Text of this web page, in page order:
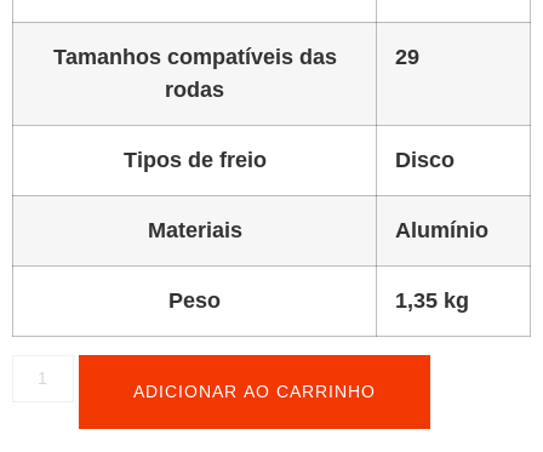
Tamanhos compatíveis das
rodas
29
Tipos de freio Disco
Materiais Alumínio
Peso 1,35 kg
ADICIONAR AO CARRINHO